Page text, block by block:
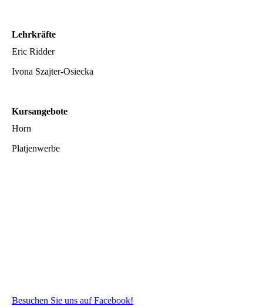
Lehrkräfte
Eric Ridder
Ivona Szajter-Osiecka
Kursangebote
Horn
Platjenwerbe
Besuchen Sie uns auf Facebook!